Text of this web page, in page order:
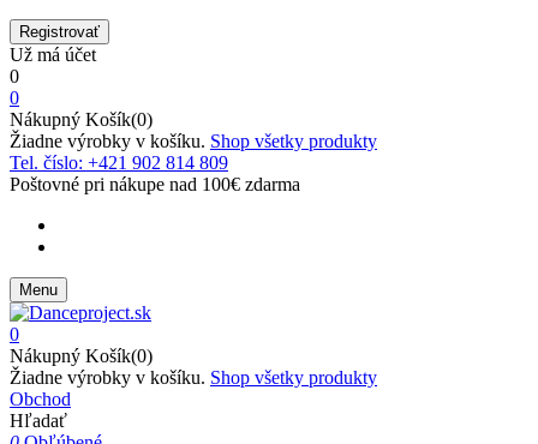
Už má účet
0
0
Nákupný Košík(0)
Žiadne výrobky v košíku. Shop všetky produkty
Tel. číslo: +421 902 814 809
Poštovné pri nákupe nad 100€ zdarma
Menu
0
Nákupný Košík(0)
Žiadne výrobky v košíku. Shop všetky produkty
Obchod
Hľadať